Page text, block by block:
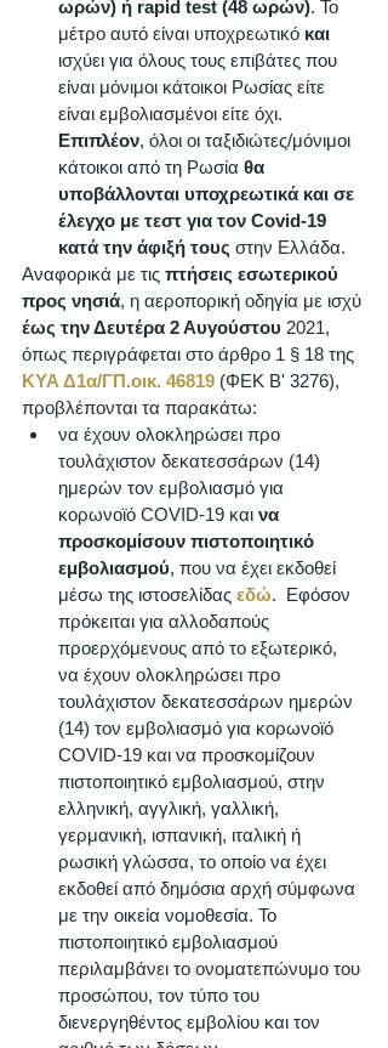
ωρών) ή rapid test (48 ωρών). Το
μέτρο αυτό είναι υποχρεωτικό και
ισχύει για όλους τους επιβάτες που
είναι μόνιμοι κάτοικοι Ρωσίας είτε
είναι εμβολιασμένοι είτε όχι.
Επιπλέον, όλοι οι ταξιδιώτες/μόνιμοι
κάτοικοι από τη Ρωσία θα
υποβάλλονται υποχρεωτικά και σε
έλεγχο με τεστ για τον Covid-19
κατά την άφιξή τους στην Ελλάδα.
Αναφορικά με τις πτήσεις εσωτερικού
προς νησιά, η αεροπορική οδηγία με ισχύ
έως την Δευτέρα 2 Αυγούστου 2021,
όπως περιγράφεται στο άρθρο 1 § 18 της
ΚΥΑ Δ1α/ΓΠ.οικ. 46819 (ΦΕΚ Β' 3276),
προβλέπονται τα παρακάτω:
να έχουν ολοκληρώσει προ
τουλάχιστον δεκατεσσάρων (14)
ημερών τον εμβολιασμό για
κορωνοϊό COVID-19 και να
προσκομίσουν πιστοποιητικό
εμβολιασμού, που να έχει εκδοθεί
μέσω της ιστοσελίδας εδώ.  Εφόσον
πρόκειται για αλλοδαπούς
προερχόμενους από το εξωτερικό,
να έχουν ολοκληρώσει προ
τουλάχιστον δεκατεσσάρων ημερών
(14) τον εμβολιασμό για κορωνοϊό
COVID-19 και να προσκομίζουν
πιστοποιητικό εμβολιασμού, στην
ελληνική, αγγλική, γαλλική,
γερμανική, ισπανική, ιταλική ή
ρωσική γλώσσα, το οποίο να έχει
εκδοθεί από δημόσια αρχή σύμφωνα
με την οικεία νομοθεσία. Το
πιστοποιητικό εμβολιασμού
περιλαμβάνει το ονοματεπώνυμο του
προσώπου, τον τύπο του
διενεργηθέντος εμβολίου και τον